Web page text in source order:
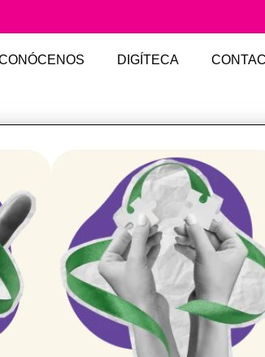
DIGÍTECA
y Futuro como
sociedad civil